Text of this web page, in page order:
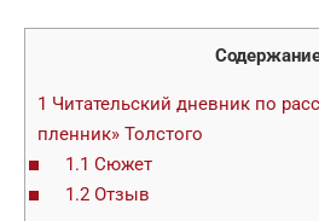
1 Читательский дневник по
пленник» Толстого
1.1 Сюжет
1.2Отзыв